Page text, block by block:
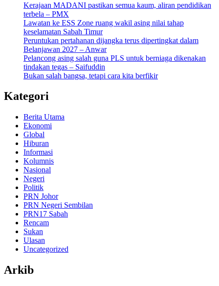
Kerajaan MADANI pastikan semua kaum, aliran pendidikan
terbela – PMX
Lawatan ke ESS Zone ruang wakil asing nilai tahap
keselamatan Sabah Timur
Peruntukan pertahanan dijangka terus dipertingkat dalam
Belanjawan 2027 – Anwar
Pelancong asing salah guna PLS untuk berniaga dikenakan
tindakan tegas – Saifuddin
Bukan salah bangsa, tetapi cara kita berfikir
Kategori
Berita Utama
Ekonomi
Global
Hiburan
Informasi
Kolumnis
Nasional
Negeri
Politik
PRN Johor
PRN Negeri Sembilan
PRN17 Sabah
Rencam
Sukan
Ulasan
Uncategorized
Arkib